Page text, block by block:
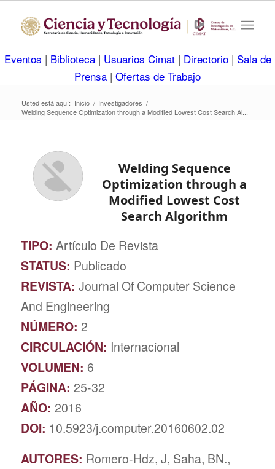
Eventos | Biblioteca | Usuarios Cimat | Directorio | Sala de
Prensa | Ofertas de Trabajo
Usted está aquí: Inicio / Investigadores /
Welding Sequence Optimization through a Modified Lowest Cost Search Al...
Welding Sequence
Optimization through a
Modified Lowest Cost
Search Algorithm
TIPO: Artículo De Revista
STATUS: Publicado
REVISTA: Journal Of Computer Science
And Engineering
NÚMERO: 2
CIRCULACIÓN: Internacional
VOLUMEN: 6
PÁGINA: 25-32
AÑO: 2016
DOI: 10.5923/j.computer.20160602.02
AUTORES: Romero-Hdz, J, Saha, BN.,